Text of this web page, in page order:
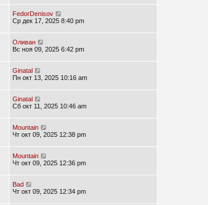
FedorDenisov
Ср дек 17, 2025 8:40 pm
Оливан
Вс ноя 09, 2025 6:42 pm
Ginatal
Пн окт 13, 2025 10:16 am
Ginatal
Сб окт 11, 2025 10:46 am
Mountain
Чт окт 09, 2025 12:38 pm
Mountain
Чт окт 09, 2025 12:36 pm
Bad
Чт окт 09, 2025 12:34 pm